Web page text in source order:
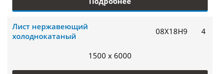
Лист нержавеющий
холоднокатаный
08Х18Н9 4
1500 x 6000